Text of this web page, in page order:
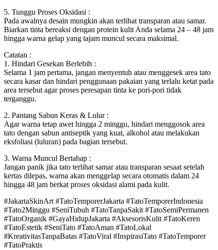
5. Tunggu Proses Oksidasi :
Pada awalnya desain mungkin akan terlihat transparan atau samar.
Biarkan tinta bereaksi dengan protein kulit Anda selama 24 – 48 jam
hingga warna gelap yang tajam muncul secara maksimal.
Catatan :
1. Hindari Gesekan Berlebih :
Selama 1 jam pertama, jangan menyentuh atau menggesek area tato
secara kasar dan hindari penggunaan pakaian yang terlalu ketat pada
area tersebut agar proses peresapan tinta ke pori-pori tidak
terganggu.
2. Pantang Sabun Keras & Lulur :
Agar warna tetap awet hingga 2 minggu, hindari menggosok area
tato dengan sabun antiseptik yang kuat, alkohol atau melakukan
eksfoliasi (luluran) pada bagian tersebut.
3. Warna Muncul Bertahap :
Jangan panik jika tato terlihat samar atau transparan sesaat setelah
kertas dilepas, warna akan menggelap secara otomatis dalam 24
hingga 48 jam berkat proses oksidasi alami pada kulit.
#JakartaSkinArt #TatoTemporerJakarta #TatoTemporerIndonesia
#Tato2Minggu #SeniTubuh #TatoTanpaSakit #TatoSemiPermanen
#TatoOrganik #GayaHidupJakarta #AksesorisKulit #TatoKeren
#TatoEstetik #SeniTato #TatoAman #TatoLokal
#KreativitasTanpaBatas #TatoViral #InspirasiTato #TatoTemporer
#TatoPraktis